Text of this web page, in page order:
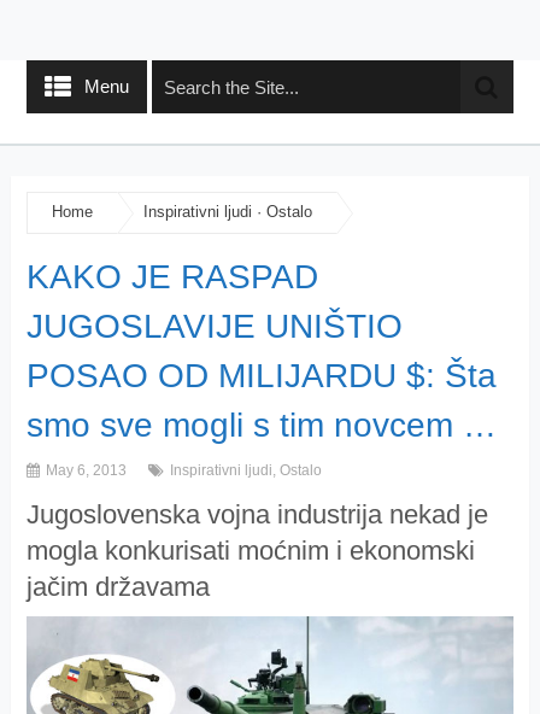
Menu
Home Inspirativni ljudi · Ostalo
KAKO JE RASPAD
JUGOSLAVIJE UNIŠTIO
POSAO OD MILIJARDU $: Šta
smo sve mogli s tim novcem …
May 6, 2013 Inspirativni ljudi, Ostalo
Jugoslovenska vojna industrija nekad je
mogla konkurisati moćnim i ekonomski
jačim državama